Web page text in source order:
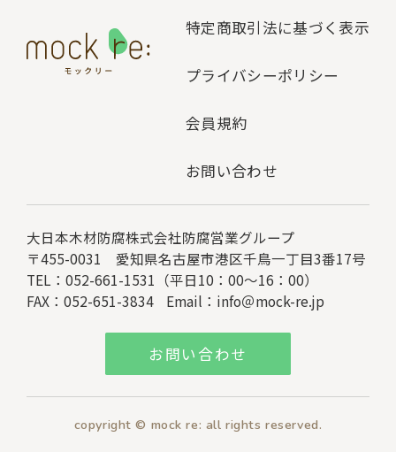
特定商取引法に基づく表示
プライバシーポリシー
会員規約
お問い合わせ
大日本木材防腐株式会社防腐営業グループ
〒455-0031 愛知県名古屋市港区千鳥一丁目3番17号
TEL：052-661-1531（平日10：00～16：00）
FAX：052-651-3834
Email： info＠mock-re.jp
お問い合わせ
copyright © mock re: all rights reserved.